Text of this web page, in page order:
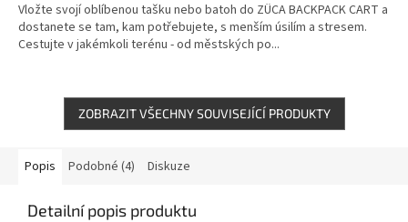
Vložte svojí oblíbenou tašku nebo batoh do ZÜCA BACKPACK CART a
dostanete se tam, kam potřebujete, s menším úsilím a stresem.
Cestujte v jakémkoli terénu - od městských po...
ZOBRAZIT VŠECHNY SOUVISEJÍCÍ PRODUKTY
Popis Podobné (4) Diskuze
Detailní popis produktu